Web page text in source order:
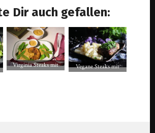
Dir auch gefallen:
Virginia Steaks mit
Vegane Steaks mit